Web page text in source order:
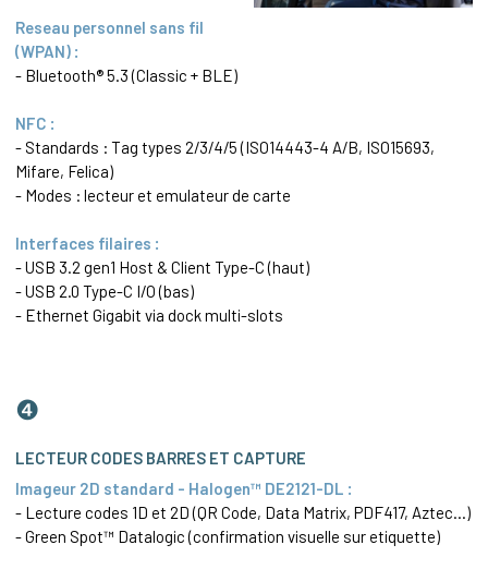
Reseau personnel sans fil
(WPAN) :
- Bluetooth® 5.3 (Classic + BLE)
NFC :
- Standards : Tag types 2/3/4/5 (ISO14443-4 A/B, ISO15693,
Mifare, Felica)
- Modes : lecteur et emulateur de carte
Interfaces filaires :
- USB 3.2 gen1 Host & Client Type-C (haut)
- USB 2.0 Type-C I/O (bas)
- Ethernet Gigabit via dock multi-slots
❹
LECTEUR CODES BARRES ET CAPTURE
Imageur 2D standard - Halogen™ DE2121-DL :
- Lecture codes 1D et 2D (QR Code, Data Matrix, PDF417, Aztec...)
- Green Spot™ Datalogic (confirmation visuelle sur etiquette)